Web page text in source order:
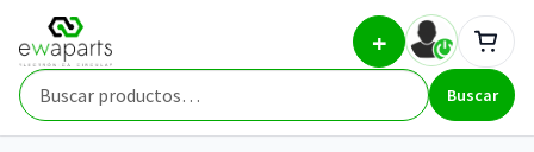
navegación
contenido
Buscar
por:
Buscar
+
Inicio Módulo conectores USB / audio TV